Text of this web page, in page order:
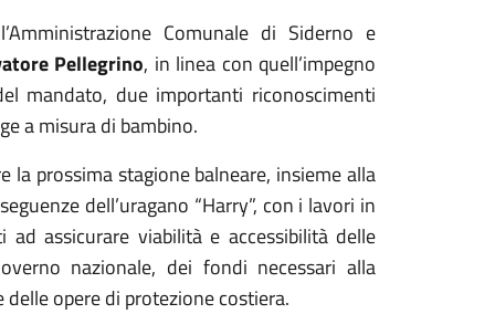
Comunale di Siderno e
Pellegrino, in linea con quell’impegno
mandato, due importanti riconoscimenti
a misura di bambino.
prossima stagione balneare, insieme alla
dell’uragano “Harry”, con i lavori in
assicurare viabilità e accessibilità delle
nazionale, dei fondi necessari alla
opere di protezione costiera.